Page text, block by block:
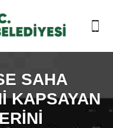
SAHA
KAPSAYAN